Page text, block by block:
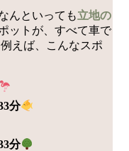
んといっても立地の
ットが、すべて車で
えば、こんなスポ
分
分